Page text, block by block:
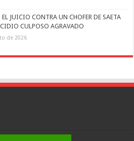
JUICIO CONTRA UN CHOFER DE SAETA
CULPOSO AGRAVADO
de 2026